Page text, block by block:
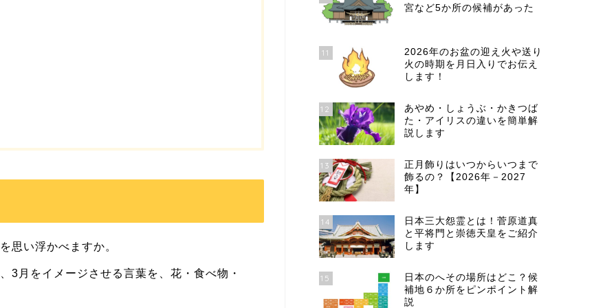
思い浮かべますか。
3月をイメージさせる言葉を、花・食べ物・
宮など5か所の候補があった
11
2026年のお盆の迎え火や送り
火の時期を月日入りでお伝え
します！
12
あやめ・しょうぶ・かきつば
た・アイリスの違いを簡単解
説します
13
正月飾りはいつからいつまで
飾るの？【2026年－2027
年】
14
日本三大怨霊とは！菅原道真
と平将門と崇徳天皇をご紹介
します
15
日本のへその場所はどこ？候
補地６か所をピンポイント解
説